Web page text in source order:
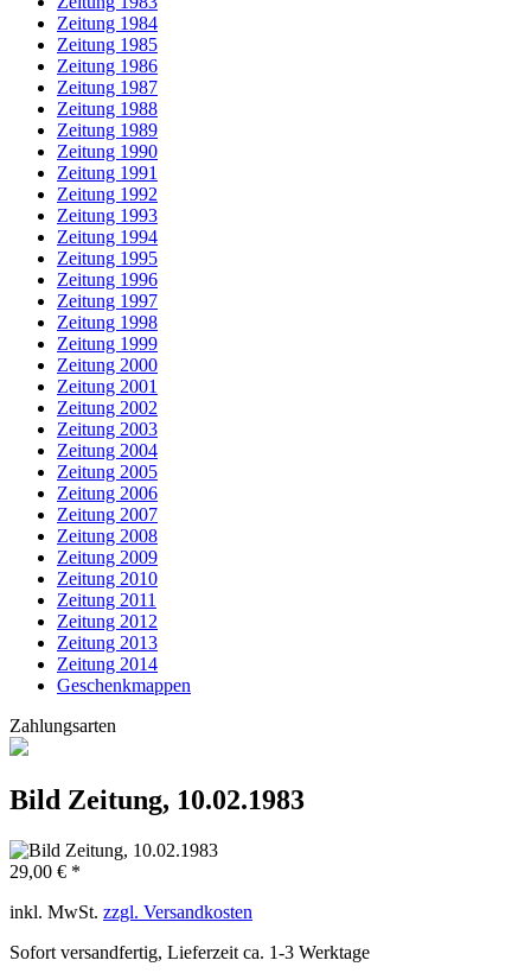
Zeitung 1984
Zeitung 1985
Zeitung 1986
Zeitung 1987
Zeitung 1988
Zeitung 1989
Zeitung 1990
Zeitung 1991
Zeitung 1992
Zeitung 1993
Zeitung 1994
Zeitung 1995
Zeitung 1996
Zeitung 1997
Zeitung 1998
Zeitung 1999
Zeitung 2000
Zeitung 2001
Zeitung 2002
Zeitung 2003
Zeitung 2004
Zeitung 2005
Zeitung 2006
Zeitung 2007
Zeitung 2008
Zeitung 2009
Zeitung 2010
Zeitung 2011
Zeitung 2012
Zeitung 2013
Zeitung 2014
Geschenkmappen
Zahlungsarten
Bild Zeitung, 10.02.1983
29,00 € *
inkl. MwSt. zzgl. Versandkosten
Sofort versandfertig, Lieferzeit ca. 1-3 Werktage